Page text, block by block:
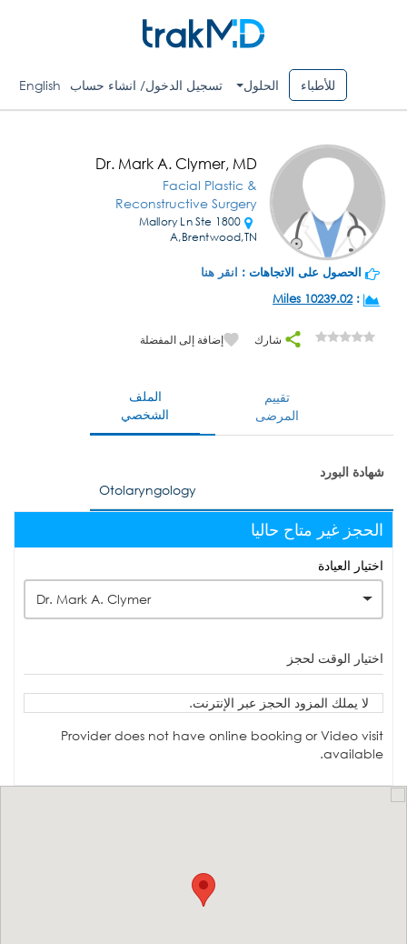
للأطباء الحلول تسجيل الدخول/ انشاء حساب English
Dr. Mark A. Clymer, MD
Facial Plastic &
Reconstructive Surgery
1800 Mallory Ln Ste
A,Brentwood,TN
الحصول على الاتجاهات : انقر هنا
:
10239.02 Miles
شارك إضافة إلى المفضلة
الملف
الشخصي
تقييم
المرضى
شهادة البورد
Otolaryngology
الحجز غير متاح حاليا
اختيار العيادة
Dr. Mark A. Clymer
اختيار الوقت لحجز
لا يملك المزود الحجز عبر الإنترنت.
Provider does not have online booking or Video visit
available.